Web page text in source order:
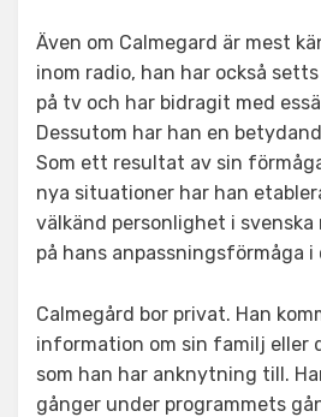
Även om Calmegard är mest
inom radio, han har också
på tv och har bidragit med
Dessutom har han en
Som ett resultat av sin
nya situationer har han
välkänd personlighet i svenska
på hans anpassningsförmåga
Calmegård bor privat. Han
information om sin familj eller
som han har anknytning till.
gånger under programmets